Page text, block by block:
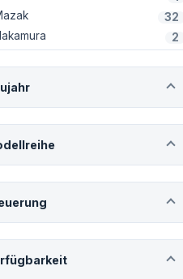
32
2